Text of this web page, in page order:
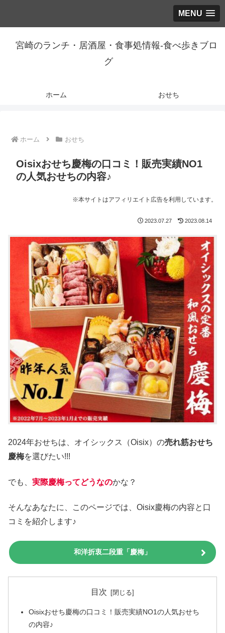
MENU
宮崎のランチ・居酒屋・食事処情報-食べ歩きブロ
グ
ホーム おせち
ホーム おせち
Oisixおせち慶梅の口コミ！販売実績NO1
の人気おせちの内容♪
※本サイトはアフィリエイト広告を利用しています。
2023.07.27 2023.08.14
2024年おせちは、オイシックス（Oisix）の売れ筋おせち
慶梅を選びたい!!!
でも、 実際慶梅ってどうなのかな？
そんなあなたに、このページでは、Oisix慶梅の内容と口
コミを紹介します♪
和洋折衷二段重「慶梅」
目次
Oisixおせち慶梅の口コミ！販売実績NO1の人気おせち
の内容♪